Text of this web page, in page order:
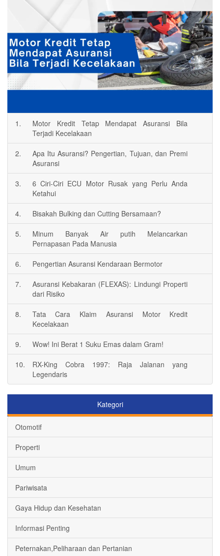
1.
Motor Kredit Tetap Mendapat Asuransi Bila
Terjadi Kecelakaan
2.
Apa Itu Asuransi? Pengertian, Tujuan, dan Premi
Asuransi
3.
6 Ciri-Ciri ECU Motor Rusak yang Perlu Anda
Ketahui
4. Bisakah Bulking dan Cutting Bersamaan?
5.
Minum Banyak Air putih Melancarkan
Pernapasan Pada Manusia
6. Pengertian Asuransi Kendaraan Bermotor
7.
Asuransi Kebakaran (FLEXAS): Lindungi Properti
dari Risiko
8.
Tata Cara Klaim Asuransi Motor Kredit
Kecelakaan
9. Wow! Ini Berat 1 Suku Emas dalam Gram!
10.
RX-King Cobra 1997: Raja Jalanan yang
Legendaris
Kategori
Otomotif
Properti
Umum
Pariwisata
Gaya Hidup dan Kesehatan
Informasi Penting
Peternakan,Peliharaan dan Pertanian